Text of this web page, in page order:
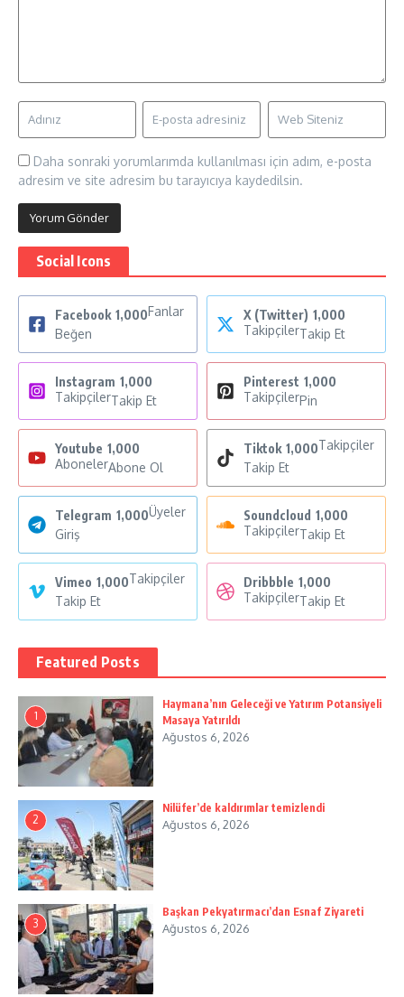
Daha sonraki yorumlarımda kullanılması için adım, e-posta
adresim ve site adresim bu tarayıcıya kaydedilsin.
Social Icons
Facebook 1,000Fanlar
Beğen
X (Twitter) 1,000
TakipçilerTakip Et
Instagram 1,000
TakipçilerTakip Et
Pinterest 1,000
TakipçilerPin
Youtube 1,000
AbonelerAbone Ol
Tiktok 1,000Takipçiler
Takip Et
Telegram 1,000Üyeler
Giriş
Soundcloud 1,000
TakipçilerTakip Et
Vimeo 1,000Takipçiler
Takip Et
Dribbble 1,000
TakipçilerTakip Et
Featured Posts
1
Haymana’nın Geleceği ve Yatırım Potansiyeli
Masaya Yatırıldı
Ağustos 6, 2026
2
Nilüfer’de kaldırımlar temizlendi
Ağustos 6, 2026
3
Başkan Pekyatırmacı’dan Esnaf Ziyareti
Ağustos 6, 2026